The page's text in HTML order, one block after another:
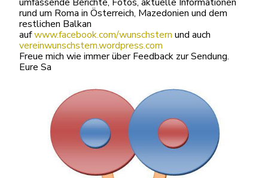
rund um Roma in Österreich, Mazedonien und dem
restlichen Balkan
aufwww.facebook.com/wunschstern und auch
vereinwunschstern.wordpress.com
Freue mich wie immer über Feedback zur Sendung.
Eure Sa